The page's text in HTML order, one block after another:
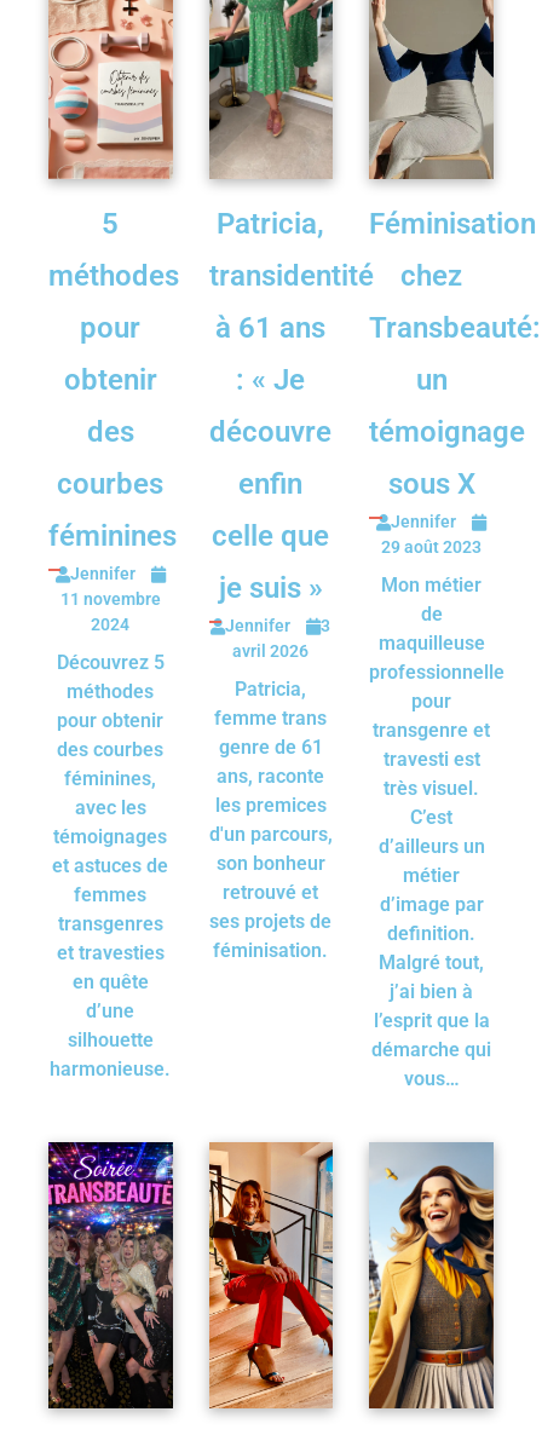
5
méthodes
pour
obtenir
des
courbes
féminines
Jennifer
11 novembre
2024
Découvrez 5
méthodes
pour obtenir
des courbes
féminines,
avec les
témoignages
et astuces de
femmes
transgenres
et travesties
en quête
d’une
silhouette
harmonieuse.
Patricia,
transidentité
à 61 ans
: « Je
découvre
enfin
celle que
je suis »
Jennifer
3
avril 2026
Patricia,
femme trans
genre de 61
ans, raconte
les premices
d'un parcours,
son bonheur
retrouvé et
ses projets de
féminisation.
Féminisation
chez
Transbeauté:
un
témoignage
sous X
Jennifer
29 août 2023
Mon métier
de
maquilleuse
professionnelle
pour
transgenre et
travesti est
très visuel.
C’est
d’ailleurs un
métier
d’image par
definition.
Malgré tout,
j’ai bien à
l’esprit que la
démarche qui
vous…